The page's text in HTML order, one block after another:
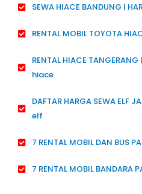
SEWA HIACE BANDUNG |
RENTAL MOBIL TOYOTA
RENTAL HIACE
hiace
DAFTAR HARGA SEWA
elf
7 RENTAL MOBIL DAN BUS
7 RENTAL MOBIL BANDARA